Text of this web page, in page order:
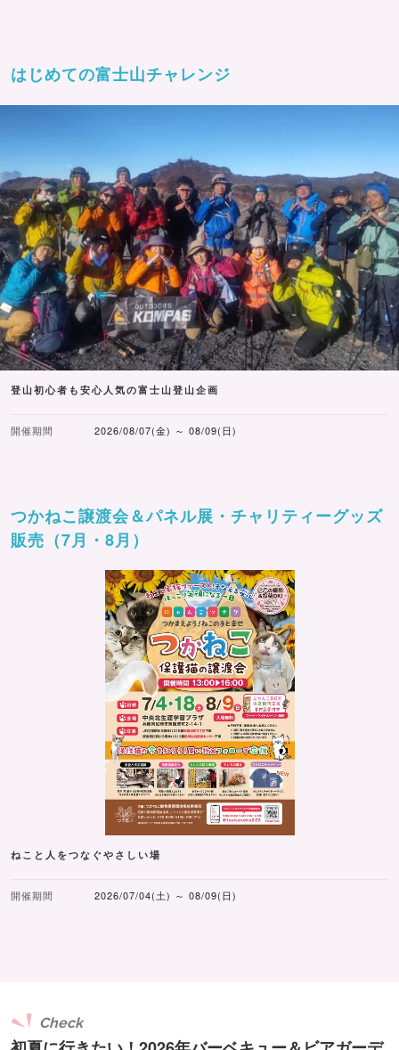
はじめての富士山チャレンジ
登山初心者も安心人気の富士山登山企画
開催期間 2026/08/07(金) ～ 08/09(日)
つかねこ譲渡会＆パネル展・チャリティーグッズ
販売（7月・8月）
ねこと人をつなぐやさしい場
開催期間 2026/07/04(土) ～ 08/09(日)
Check